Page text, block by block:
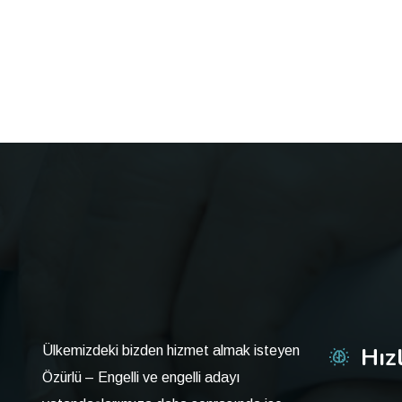
Ülkemizdeki bizden hizmet almak isteyen
Özürlü – Engelli ve engelli adayı